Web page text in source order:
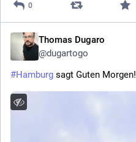
0
Thomas Dugaro
@dugartogo
#Hamburg sagt Guten Morgen!